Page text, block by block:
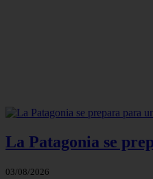
La Patagonia se
03/08/2026